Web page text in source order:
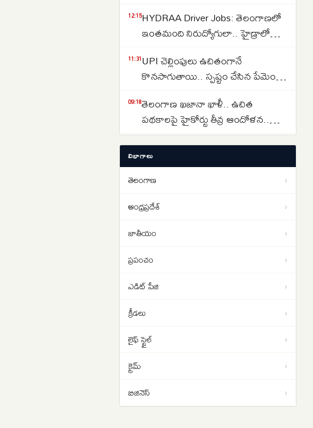
అత్యవసరమైతే తప్ప ఇళ్ల నుంచి
బయటకు రావొద్దని సూచన..
12:15HYDRAA Driver Jobs: తెలంగాణలో
ఇంతమంది నిరుద్యోగులా.. హైడ్రాలో
వేలాది మంది..
11:31UPI చెల్లింపులు ఉచితంగానే
కొనసాగుతాయి.. స్పష్టం చేసిన పేమెంట్
09:18తెలంగాణ ఖజానా ఖాళీ.. ఉచిత
పథకాలపై హైకోర్టు తీవ్ర ఆందోళన..
కోటీశ్వరులకు రైతుబంధు ఇవ్వడంపై
నిలదీత..
09:11మందుబాబులకు షాక్.. తెలంగాణలో
మద్యం ధరలు పెంపు దిశగా సర్కారు
యోచన ..
1 బిలియన్ వ్యూస్ దాటిన ‘రామాయణ’
ట్రైలర్
విభాగాలు
తెలంగాణ ›
ఆంధ్రప్రదేశ్ ›
జాతీయం ›
ప్రపంచం ›
ఎడిట్ పేజి ›
క్రీడలు ›
లైఫ్ స్టైల్ ›
క్రైమ్ ›
బిజినెస్ ›